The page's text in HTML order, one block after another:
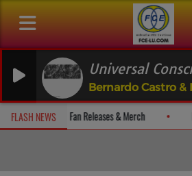
Universal
Bernardo Castro &
FLASH NEWS
recevez un album-surprise! Fan